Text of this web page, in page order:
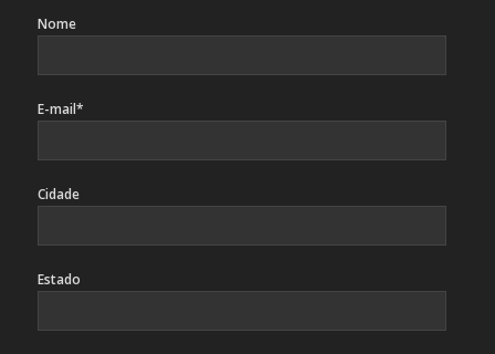
Nome
E-mail*
Cidade
Estado